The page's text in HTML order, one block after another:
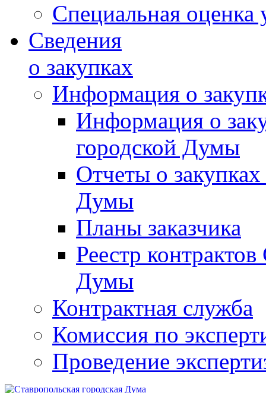
Специальная оценка
Сведения
о закупках
Информация о
Информация о
городской Думы
Отчеты о
Думы
Планы заказчика
Реестр
Думы
Контрактная служба
Комиссия по
Проведение